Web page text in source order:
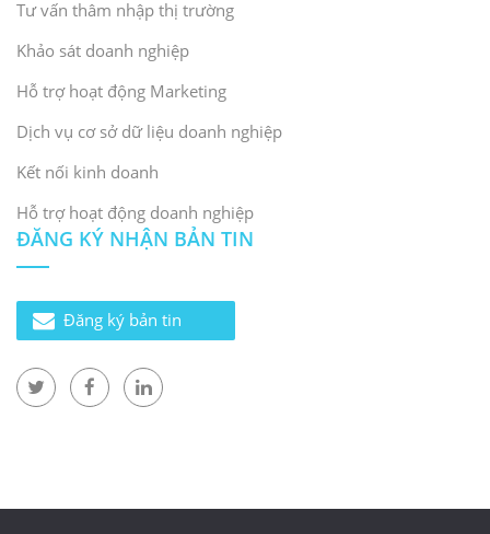
Tư vấn thâm nhập thị trường
Khảo sát doanh nghiệp
Hỗ trợ hoạt động Marketing
Dịch vụ cơ sở dữ liệu doanh nghiệp
Kết nối kinh doanh
Hỗ trợ hoạt động doanh nghiệp
ĐĂNG KÝ NHẬN BẢN TIN
Đăng ký bản tin